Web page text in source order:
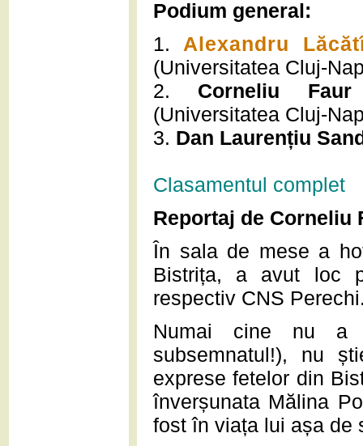
Podium general:
1. Alexandru
(Universitatea Cluj-
2. Corneliu
(Universitatea Cluj-
3. Dan Laurențiu
Clasamentul complet
Reportaj de Corneliu
În sala de mese a
Bistrița, a avut loc
respectiv CNS
Numai cine nu a
subsemnatul!), nu
exprese fetelor din
înverșunata Mălina
fost în viața lui așa de